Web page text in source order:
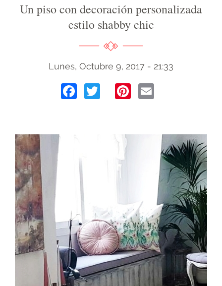
Un piso con decoración personalizada
estilo shabby chic
Lunes, Octubre 9, 2017 - 21:33
Facebook
TwitterPinterest
Email